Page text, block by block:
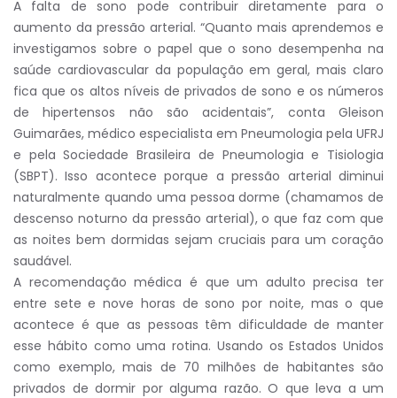
A falta de sono pode contribuir diretamente para o
aumento da pressão arterial. “Quanto mais aprendemos e
investigamos sobre o papel que o sono desempenha na
saúde cardiovascular da população em geral, mais claro
fica que os altos níveis de privados de sono e os números
de hipertensos não são acidentais”, conta Gleison
Guimarães, médico especialista em Pneumologia pela UFRJ
e pela Sociedade Brasileira de Pneumologia e Tisiologia
(SBPT). Isso acontece porque a pressão arterial diminui
naturalmente quando uma pessoa dorme (chamamos de
descenso noturno da pressão arterial), o que faz com que
as noites bem dormidas sejam cruciais para um coração
saudável.
A recomendação médica é que um adulto precisa ter
entre sete e nove horas de sono por noite, mas o que
acontece é que as pessoas têm dificuldade de manter
esse hábito como uma rotina. Usando os Estados Unidos
como exemplo, mais de 70 milhões de habitantes são
privados de dormir por alguma razão. O que leva a um